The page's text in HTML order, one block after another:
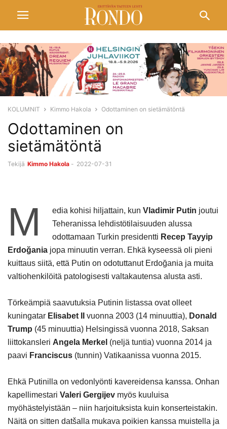
KOLUMNIT Kimmo Hakola Odottaminen on sietämätöntä
Odottaminen on
sietämätöntä
Tekijä Kimmo Hakola - 2022-07-31
M edia kohisi hiljattain, kun Vladimir Putin joutui
Teheranissa lehdistötilaisuuden alussa
odottamaan Turkin presidentti Recep Tayyip
Erdoğania jopa minuutin verran. Ehkä kyseessä oli pieni
kuittaus siitä, että Putin on odotuttanut Erdoğania ja muita
valtiohenkilöitä patologisesti valtakautensa alusta asti.
Törkeämpiä saavutuksia Putinin listassa ovat olleet
kuningatar Elisabet II vuonna 2003 (14 minuuttia), Donald
Trump (45 minuuttia) Helsingissä vuonna 2018, Saksan
liittokansleri Angela Merkel (neljä tuntia) vuonna 2014 ja
paavi Franciscus (tunnin) Vatikaanissa vuonna 2015.
Ehkä Putinilla on vedonlyönti kavereidensa kanssa. Onhan
kapellimestari Valeri Gergijev myös kuuluisa
myöhästelyistään – niin harjoituksista kuin konserteistakin.
Näitä on sitten datšalla mukava poikien kanssa muistella ja